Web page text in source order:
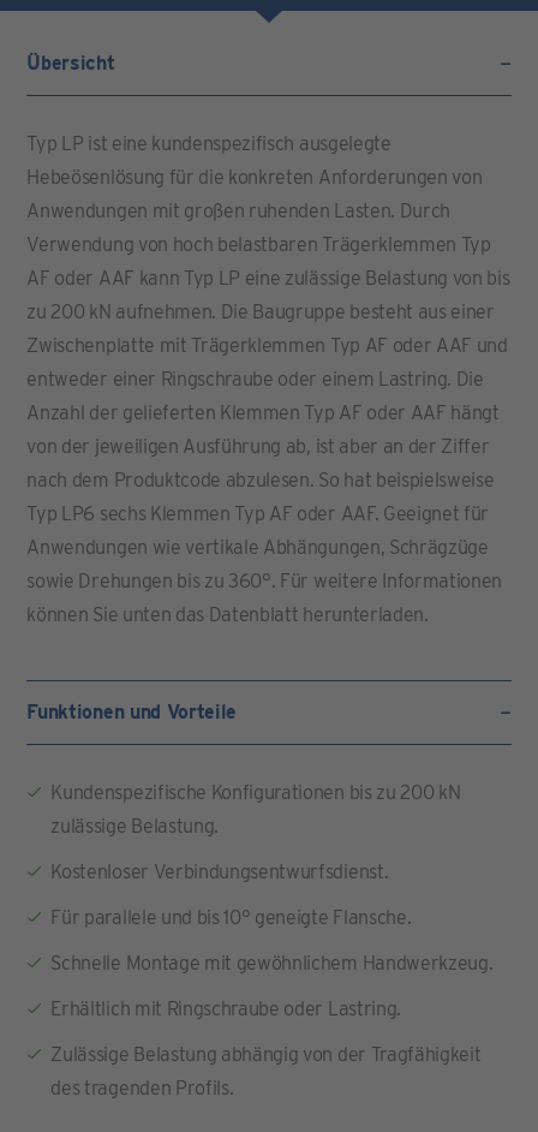
Übersicht
Typ LP ist eine kundenspezifisch ausgelegte
Hebeösenlösung für die konkreten Anforderungen von
Anwendungen mit großen ruhenden Lasten. Durch
Verwendung von hoch belastbaren Trägerklemmen Typ
AF oder AAF kann Typ LP eine zulässige Belastung von bis
zu 200 kN aufnehmen. Die Baugruppe besteht aus einer
Zwischenplatte mit Trägerklemmen Typ AF oder AAF und
entweder einer Ringschraube oder einem Lastring. Die
Anzahl der gelieferten Klemmen Typ AF oder AAF hängt
von der jeweiligen Ausführung ab, ist aber an der Ziffer
nach dem Produktcode abzulesen. So hat beispielsweise
Typ LP6 sechs Klemmen Typ AF oder AAF. Geeignet für
Anwendungen wie vertikale Abhängungen, Schrägzüge
sowie Drehungen bis zu 360°. Für weitere Informationen
können Sie unten das Datenblatt herunterladen.
Funktionen und Vorteile
Kundenspezifische Konfigurationen bis zu 200 kN
zulässige Belastung.
Kostenloser Verbindungsentwurfsdienst.
Für parallele und bis 10° geneigte Flansche.
Schnelle Montage mit gewöhnlichem Handwerkzeug.
Erhältlich mit Ringschraube oder Lastring.
Zulässige Belastung abhängig von der Tragfähigkeit
des tragenden Profils.